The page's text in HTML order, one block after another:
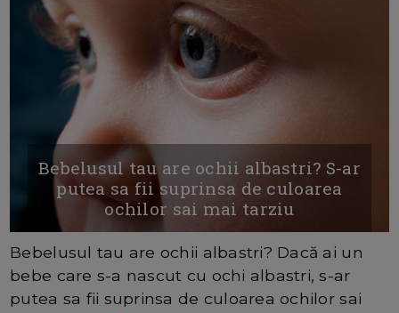
Bebelusul tau are ochii albastri? S-ar
putea sa fii suprinsa de culoarea
ochilor sai mai tarziu
Bebelusul tau are ochii albastri? Dacă ai un
bebe care s-a nascut cu ochi albastri, s-ar
putea sa fii suprinsa de culoarea ochilor sai